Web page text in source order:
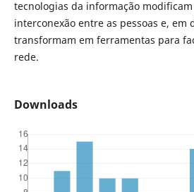
tecnologias da informação
interconexão entre as pessoas e, em
transformam em ferramentas para
rede.
Downloads